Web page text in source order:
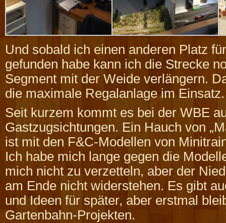
Und sobald ich einen anderen Platz
gefunden habe kann ich die Strecke
Segment mit der Weide verlängern.
die maximale Regalanlage im Einsatz.
Seit kurzem kommt es bei der WBE
Gastzugsichtungen. Ein Hauch von
ist mit den F&C-Modellen von
Ich habe mich lange gegen die
mich nicht zu verzetteln, aber der
am Ende nicht widerstehen. Es gibt
und Ideen für später, aber erstmal
Gartenbahn-Projekten.